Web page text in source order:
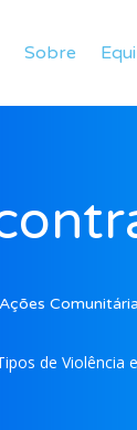
Sobre
Ações
de Violência